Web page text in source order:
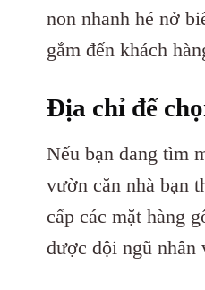
non nhanh hé nở
gắm đến khách
Địa chỉ để
Nếu bạn đang tìm
vườn căn nhà bạn
cấp các mặt hàng
được đội ngũ nhân